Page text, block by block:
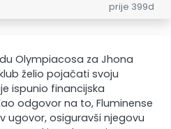
prije 399d
Olympiacosa za Jhona
želio pojačati svoju
ispunio financijska
odgovor na to, Fluminense
ugovor, osiguravši njegovu